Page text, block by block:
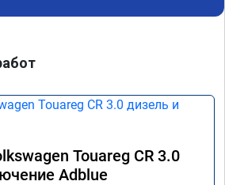
Touareg CR 3.0
Adblue